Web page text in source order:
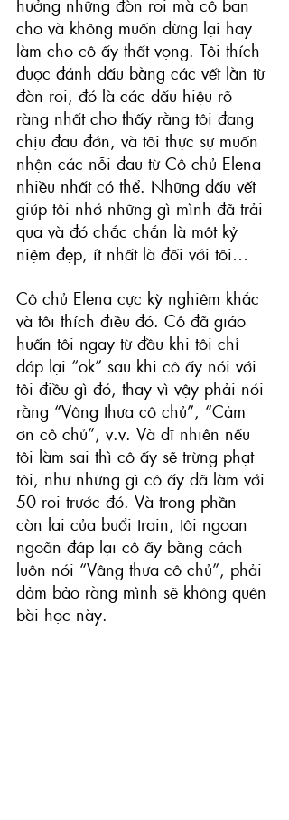
hưởng những đòn roi mà cô ban
cho và không muốn dừng lại hay
làm cho cô ấy thất vọng. Tôi thích
được đánh dấu bằng các vết lằn từ
đòn roi, đó là các dấu hiệu rõ
ràng nhất cho thấy rằng tôi đang
chịu đau đớn, và tôi thực sự muốn
nhận các nỗi đau từ Cô chủ Elena
nhiều nhất có thể. Những dấu vết
giúp tôi nhớ những gì mình đã trải
qua và đó chắc chắn là một kỷ
niệm đẹp, ít nhất là đối với tôi…
Cô chủ Elena cực kỳ nghiêm khắc
và tôi thích điều đó. Cô đã giáo
huấn tôi ngay từ đầu khi tôi chỉ
đáp lại “ok” sau khi cô ấy nói với
tôi điều gì đó, thay vì vậy phải nói
rằng “Vâng thưa cô chủ”, “Cảm
ơn cô chủ”, v.v. Và dĩ nhiên nếu
tôi làm sai thì cô ấy sẽ trừng phạt
tôi, như những gì cô ấy đã làm với
50 roi trước đó. Và trong phần
còn lại của buổi train, tôi ngoan
ngoãn đáp lại cô ấy bằng cách
luôn nói “Vâng thưa cô chủ”, phải
đảm bảo rằng mình sẽ không quên
bài học này.